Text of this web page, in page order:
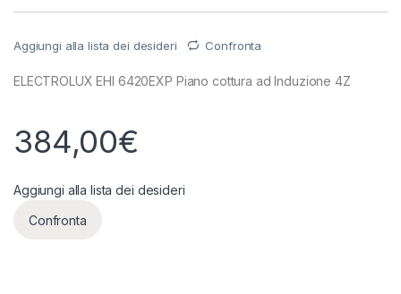
Aggiungi alla lista dei desideri Confronta
ELECTROLUX EHI 6420EXP Piano cottura ad Induzione 4Z
384,00€
Aggiungi alla lista dei desideri
Confronta